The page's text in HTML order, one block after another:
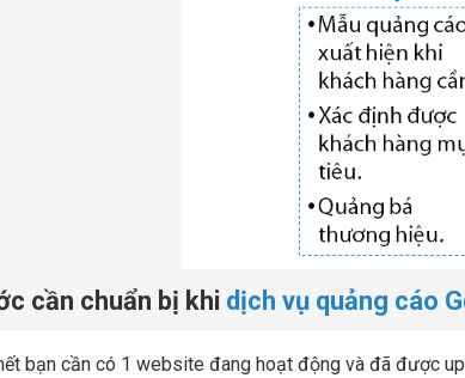
cần chuẩn bị khi dịch vụ quảng cáo
bạn cần có 1 website đang hoạt động và đã được